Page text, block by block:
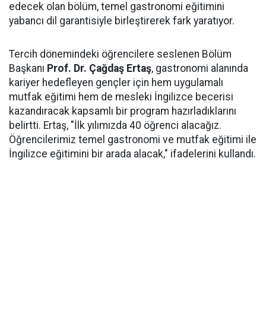
edecek olan bölüm, temel gastronomi eğitimini
yabancı dil garantisiyle birleştirerek fark yaratıyor.
Tercih dönemindeki öğrencilere seslenen Bölüm
Başkanı Prof. Dr. Çağdaş Ertaş, gastronomi alanında
kariyer hedefleyen gençler için hem uygulamalı
mutfak eğitimi hem de mesleki İngilizce becerisi
kazandıracak kapsamlı bir program hazırladıklarını
belirtti. Ertaş, "İlk yılımızda 40 öğrenci alacağız.
Öğrencilerimiz temel gastronomi ve mutfak eğitimi ile
İngilizce eğitimini bir arada alacak," ifadelerini kullandı.